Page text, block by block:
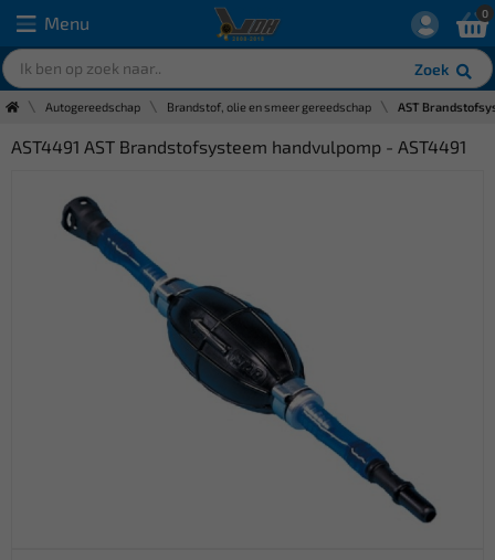
Menu
Zoek
0
Autogereedschap Brandstof, olie en smeer gereedschap AST
AST4491 AST Brandstofsysteem handvulpomp - AST4491